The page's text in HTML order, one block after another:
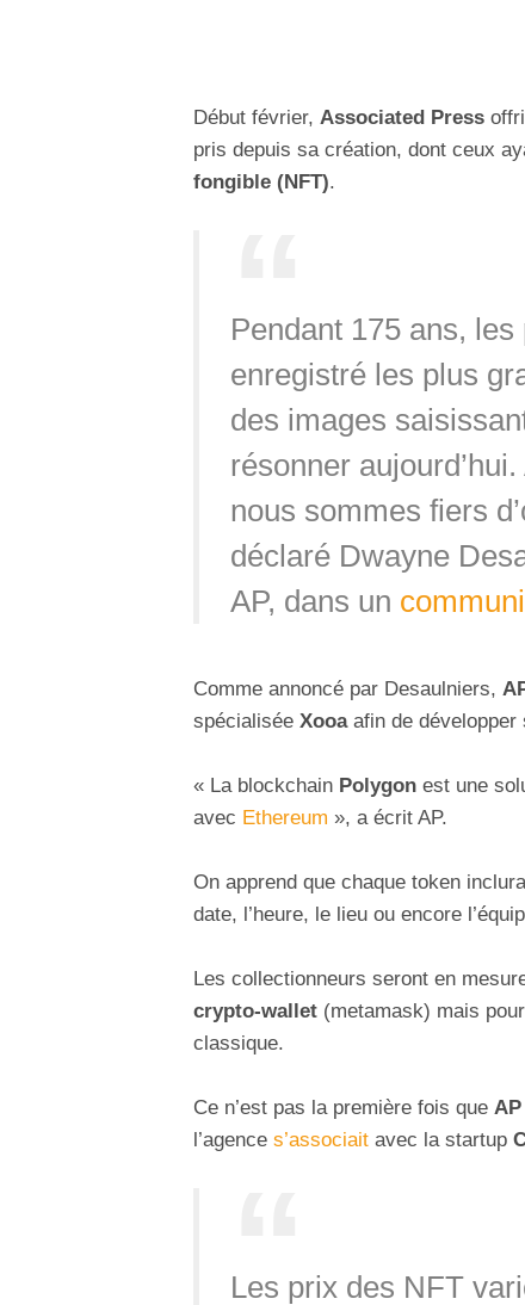
Début février, Associated Press
pris depuis sa création, dont ceux
fongible (NFT).
Pendant 175 ans, les
enregistré les plus
des images
résonner
nous sommes fiers
déclaré Dwayne
AP, dans un
Comme annoncé par Desaulniers,
spécialisée Xooaafin de développer
« La blockchain Polygon est une
avec Ethereum », a écrit AP.
On apprend que chaque token
date, l’heure, le lieu ou encore
Les collectionneurs seront en
crypto-wallet (metamask) mais
classique.
Ce n’est pas la première fois que AP
l’agence s’associait avec la startup
Les prix des NFT